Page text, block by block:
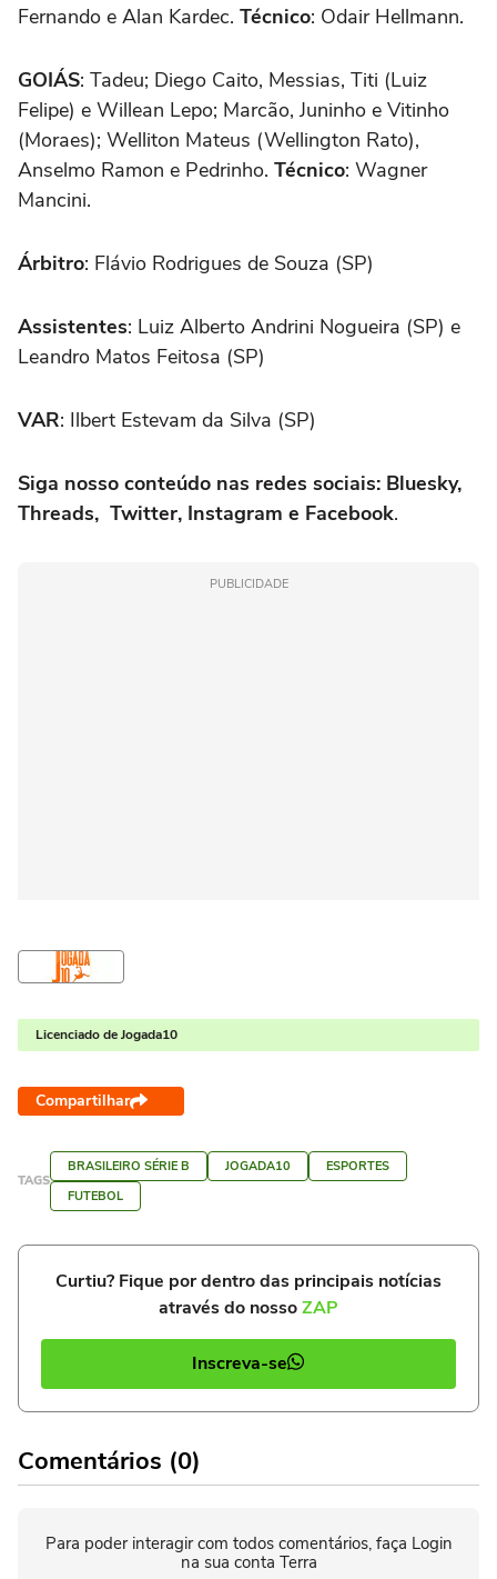
Fernando e Alan Kardec. Técnico: Odair Hellmann.
GOIÁS: Tadeu; Diego Caito, Messias, Titi (Luiz
Felipe) e Willean Lepo; Marcão, Juninho e Vitinho
(Moraes); Welliton Mateus (Wellington Rato),
Anselmo Ramon e Pedrinho. Técnico: Wagner
Mancini.
Árbitro: Flávio Rodrigues de Souza (SP)
Assistentes: Luiz Alberto Andrini Nogueira (SP) e
Leandro Matos Feitosa (SP)
VAR: Ilbert Estevam da Silva (SP)
Siga nosso conteúdo nas redes sociais: Bluesky,
Threads, Twitter, Instagram e Facebook.
PUBLICIDADE
Licenciado de Jogada10
Compartilhar
TAGS
BRASILEIRO SÉRIE B JOGADA10
ESPORTES
FUTEBOL
Curtiu? Fique por dentro das principais notícias
através do nossoZAP
Inscreva-se
Comentários (0)
Para poder interagir com todos comentários, faça Login
na sua conta Terra